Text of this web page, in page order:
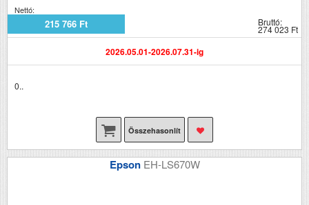
Nettó:
215 766 Ft Bruttó:
274 023 Ft
2026.05.01-2026.07.31-ig
0..
Összehasonlít
Epson EH-LS670W